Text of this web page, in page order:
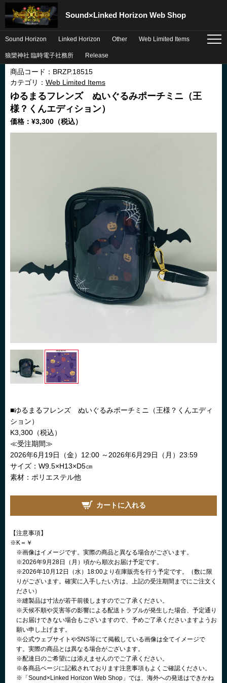
Sound×Linked Horizon Web Shop
menu
Sound Horizon Linked Horizon Other Web Limited Items
狼欒神社 臨時電子社務所 Release
商品コード：BRZP.18515
カテゴリ： Web Limited Items
ゆるまるフレンズ ぬいぐるみポーチミニ（王
様？くんエディション）
価格：¥3,300（税込）
■ゆるまるフレンズ ぬいぐるみポーチミニ（王様？くんエディ
ション）
K3,300（税込）
≪受注期間≫
2026年6月19日（金）12:00 ～2026年6月29日（月）23:59
サイズ：W9.5×H13×D5㎝
素材：ポリエステル他
カートに入れる
【注意事項】
※K＝￥
※画像はイメージです。実際の商品と異なる場合がございます。
※2026年9月28日（月）頃から順次お届け予定です。
※2026年10月12日（水）18:00より在庫販売を行う予定です。（数に限
りがございます。確実に入手したい方は、上記の受注期間までにご注文く
ださい）
※縫製品は寸法が若干前後しますのでご了承ください。
※天候不順や災害等の影響による配送トラブルが発生した場合、予定通り
にお届けできない場合もございますので、予めご了承くださいますようお
願い申し上げます。
※公式ウェブサイトやSNS等にて掲載している画像は全てイメージで
す。実際の商品とは異なる場合がございます。
※配達日のご希望には添えませんのでご了承ください。
※各商品ページに記載されております注意事項もよくご確認ください。
※「Sound×Linked Horizon Web Shop」では、海外への発送はできかね